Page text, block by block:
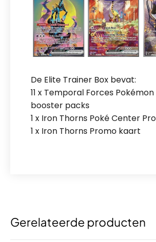
De Elite Trainer Box bevat:
11 x Temporal Forces Pokémon
booster packs
1 x Iron Thorns Poké Center
1 x Iron Thorns Promo kaart
Gerelateerde producten